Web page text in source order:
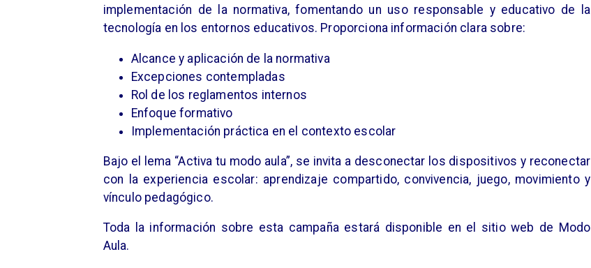
implementación de la normativa, fomentando un uso responsable y educativo de la
tecnología en los entornos educativos. Proporciona información clara sobre:
Alcance y aplicación de la normativa
Excepciones contempladas
Rol de los reglamentos internos
Enfoque formativo
Implementación práctica en el contexto escolar
Bajo el lema “Activa tu modo aula”, se invita a desconectar los dispositivos y reconectar
con la experiencia escolar: aprendizaje compartido, convivencia, juego, movimiento y
vínculo pedagógico.
Toda la información sobre esta campaña estará disponible en el sitio web de Modo
Aula.